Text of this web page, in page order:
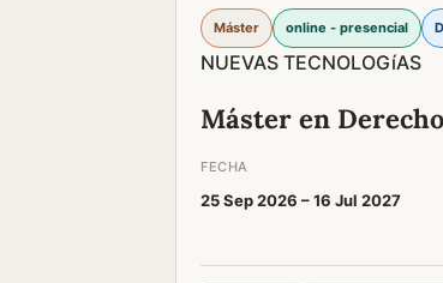
Máster online - presencial
NUEVAS TECNOLOGíAS
Máster en
FECHA
25 Sep 2026 –16 Jul 2027